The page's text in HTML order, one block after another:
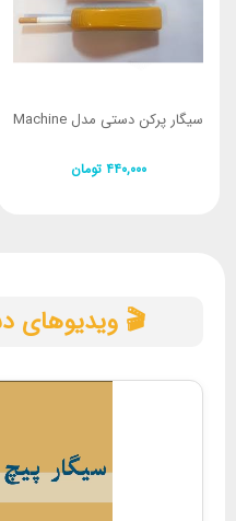
سیگار پرکن دستی مدل Machine
تومان۴۴۰,۰۰۰
🎬 ویدیوهای